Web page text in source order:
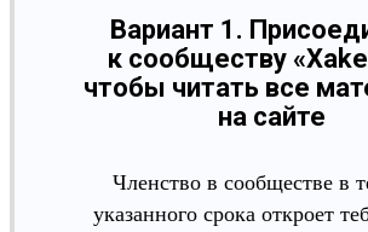
Вариант 1.
к сообществу
чтобы читать все
на сайте
Членство в сообществе в
указанного срока откроет